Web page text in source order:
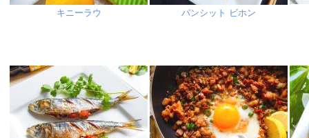
キニーラウ パンシット ビホン